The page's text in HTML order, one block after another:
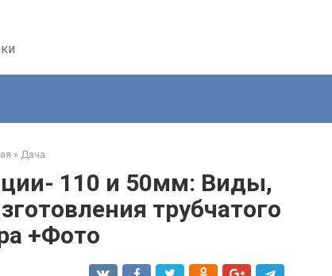
» Дача
110 и 50мм: Виды,
трубчатого
+Фото